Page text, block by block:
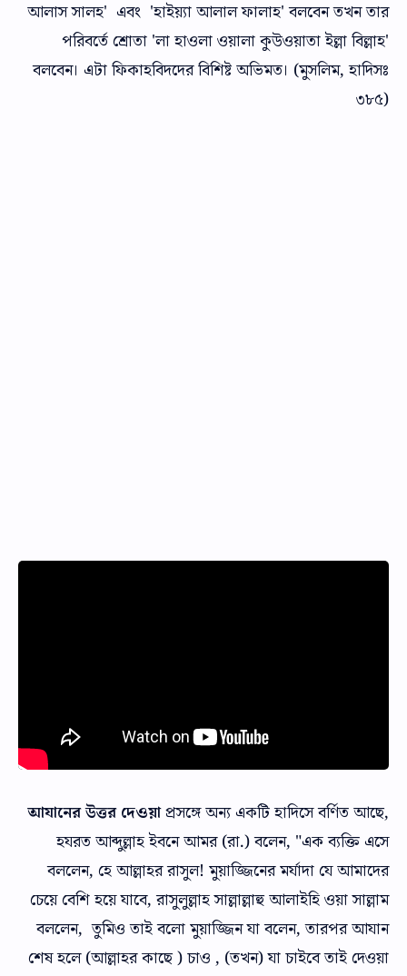
আলাস সালহ' এবং 'হাইয়্যা আলাল ফালাহ' বলবেন তখন তার
পরিবর্তে শ্রোতা 'লা হাওলা ওয়ালা কুউওয়াতা ইল্লা বিল্লাহ'
বলবেন। এটা ফিকাহবিদদের বিশিষ্ট অভিমত। (মুসলিম, হাদিসঃ
৩৮৫)
আযানের উত্তর দেওয়াপ্রসঙ্গে অন্য একটি হাদিসে বর্ণিত আছে,
হযরত আব্দুল্লাহ ইবনে আমর (রা.) বলেন, "এক ব্যক্তি এসে
বললেন, হে আল্লাহর রাসুল! মুয়াজ্জিনের মর্যাদা যে আমাদের
চেয়ে বেশি হয়ে যাবে, রাসুলুল্লাহ সাল্লাল্লাহু আলাইহি ওয়া সাল্লাম
বললেন, তুমিও তাই বলো মুয়াজ্জিন যা বলেন, তারপর আযান
শেষ হলে (আল্লাহর কাছে ) চাও , (তখন) যা চাইবে তাই দেওয়া